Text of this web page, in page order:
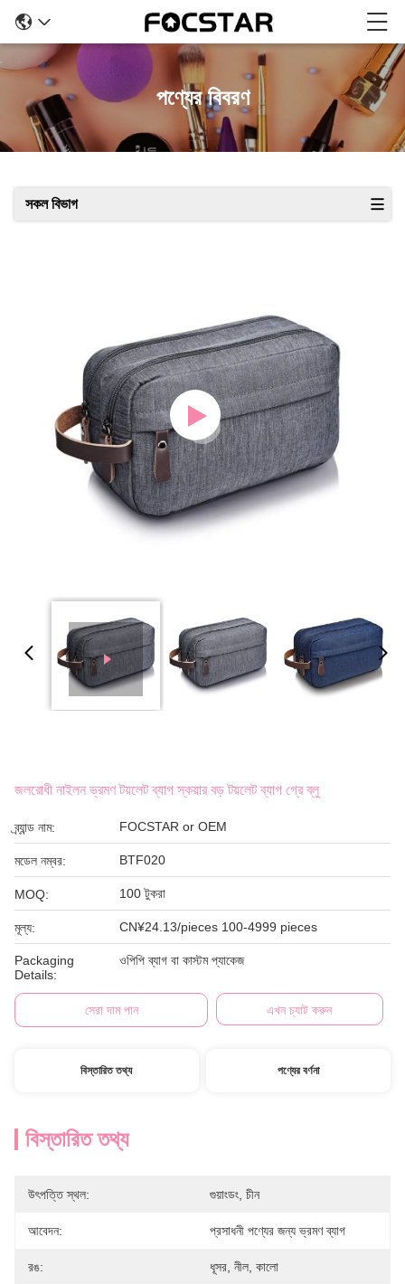
পণ্যের বিবরণ
সকল বিভাগ
জলরোধী নাইলন ভ্রমণ টয়লেট ব্যাগ স্কয়ার বড় টয়লেট ব্যাগ গ্রে ব্লু
ব্র্যান্ড নাম: FOCSTAR or OEM
মডেল নম্বর: BTF020
MOQ: 100 টুকরা
মূল্য: CN¥24.13/pieces 100-4999 pieces
Packaging
Details:
ওপিপি ব্যাগ বা কাস্টম প্যাকেজ
সেরা দাম পান এখন চ্যাট করুন
বিস্তারিত তথ্য পণ্যের বর্ণনা
বিস্তারিত তথ্য
উৎপত্তি স্থল: গুয়াংডং, চীন
আবেদন: প্রসাধনী পণ্যের জন্য ভ্রমণ ব্যাগ
রঙ: ধূসর, নীল, কালো